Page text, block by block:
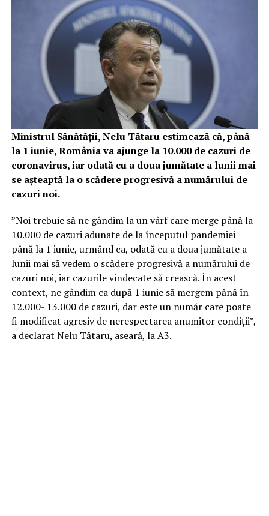
Ministrul Sănătăţii, Nelu Tătaru estimează că, până
la 1 iunie, România va ajunge la 10.000 de cazuri de
coronavirus, iar odată cu a doua jumătate a lunii mai
se aşteaptă la o scădere progresivă a numărului de
cazuri noi.
”Noi trebuie să ne gândim la un vârf care merge până la
10.000 de cazuri adunate de la începutul pandemiei
până la 1 iunie, urmând ca, odată cu a doua jumătate a
lunii mai să vedem o scădere progresivă a numărului de
cazuri noi, iar cazurile vindecate să crească. În acest
context, ne gândim ca după 1 iunie să mergem pănă în
12.000- 13.000 de cazuri, dar este un număr care poate
fi modificat agresiv de nerespectarea anumitor condiţii”,
a declarat Nelu Tătaru, aseară, la A3.